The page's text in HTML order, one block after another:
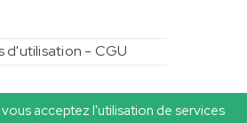
d'utilisation - CGU
– Copyright 2026
vous acceptez l'utilisation de services